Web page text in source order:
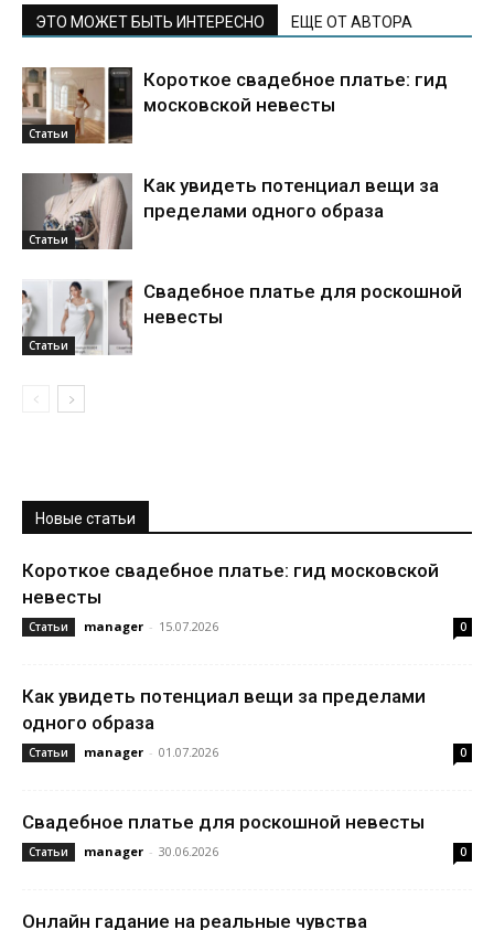
ЭТО МОЖЕТ БЫТЬ ИНТЕРЕСНО ЕЩЕ ОТ АВТОРА
Статьи
Короткое свадебное платье: гид
московской невесты
Статьи
Как увидеть потенциал вещи за
пределами одного образа
Статьи
Свадебное платье для роскошной
невесты
Новые статьи
Короткое свадебное платье: гид московской
невесты
Статьи manager - 15.07.2026 0
Как увидеть потенциал вещи за пределами
одного образа
Статьи manager - 01.07.2026 0
Свадебное платье для роскошной невесты
Статьи manager - 30.06.2026 0
Онлайн гадание на реальные чувства